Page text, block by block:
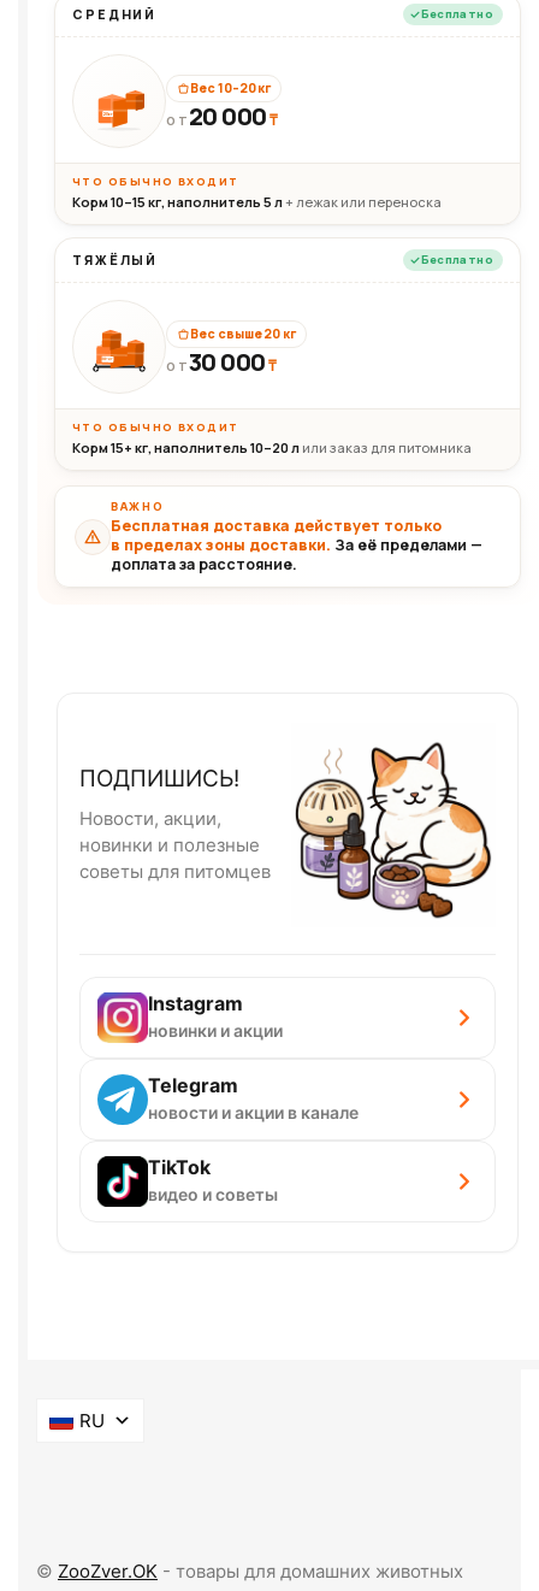
СРЕДНИЙ Бесплатно
20кг
Вес 10–20 кг
ОТ 20 000₸
ЧТО ОБЫЧНО ВХОДИТ
Корм 10–15 кг, наполнитель 5 л+ лежак или переноска
ТЯЖЁЛЫЙ Бесплатно
30+кг
Вес свыше 20 кг
ОТ30 000₸
ЧТО ОБЫЧНО ВХОДИТ
Корм 15+ кг, наполнитель 10–20 л или заказ для питомника
ВАЖНО
Бесплатная доставка действует только
в пределах зоны доставки. За её пределами —
доплата за расстояние.
ПОДПИШИСЬ!
Новости, акции,
новинки и полезные
советы для питомцев
Instagram
новинки и акции
Telegram
новости и акции в канале
TikTok
видео и советы
RU
© ZooZver.OK - товары для домашних животных